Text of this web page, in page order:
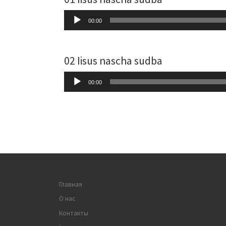
Audio-
Player
00:00
02 Iisus nascha sudba
Audio-
Player
00:00
Главная
О нас
Контакты